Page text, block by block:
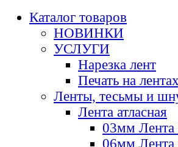
Каталог товаров
НОВИНКИ
УСЛУГИ
Нарезка лент
Печать на
Ленты, тесьмы и
Лента атласная
03мм Лента
06мм Лента